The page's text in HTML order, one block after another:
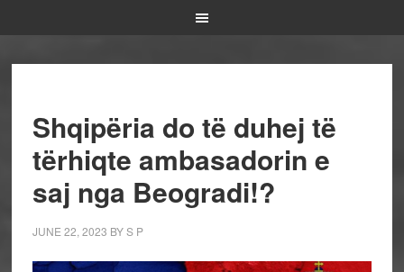
Shqipëria do të duhej të
tërhiqte ambasadorin e
saj nga Beogradi!?
JUNE 22, 2023 BYS P